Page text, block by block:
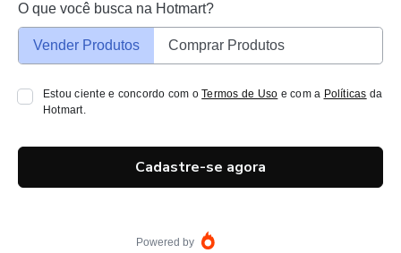
O que você busca na Hotmart?
Vender Produtos Comprar Produtos
Estou ciente e concordo com oTermos de Uso e com a Políticas da
Hotmart.
Cadastre-se agora
Powered by